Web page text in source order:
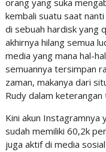
orang yang suka
kembali suatu saat
di sebuah hardisk yang
akhirnya hilang semua
media yang mana hal-
semuannya tersimpan
zaman, makanya dari
Rudy dalam
Kini akun Instagramnya
sudah memiliki 60,2k
juga aktif di media